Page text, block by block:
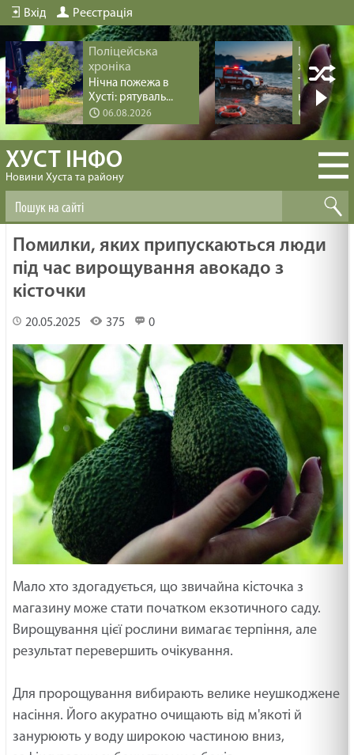
Вхід Реєстрація
Поліцейська
хроніка
Нічна пожежа в
Хусті: рятуваль...
06.08.2026
хроніка
Трагедія
купання
ХУСТ ІНФО
Новини Хуста та району
Помилки, яких припускаються люди
під час вирощування авокадо з
кісточки
20.05.2025 375 0
Мало хто здогадується, що звичайна кісточка з
магазину може стати початком екзотичного саду.
Вирощування цієї рослини вимагає терпіння, але
результат перевершить очікування.
Для пророщування вибирають велике неушкоджене
насіння. Його акуратно очищають від м'якоті й
занурюють у воду широкою частиною вниз,